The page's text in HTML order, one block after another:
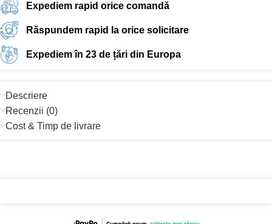
Expediem rapid orice comandă
Răspundem rapid la orice solicitare
Expediem în 23 de țări din Europa
Descriere
Recenzii (0)
Cost & Timp de livrare